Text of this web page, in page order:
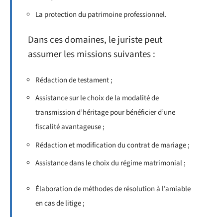
La protection du patrimoine professionnel.
Dans ces domaines, le juriste peut
assumer les missions suivantes :
Rédaction de testament ;
Assistance sur le choix de la modalité de
transmission d’héritage pour bénéficier d’une
fiscalité avantageuse ;
Rédaction et modification du contrat de mariage ;
Assistance dans le choix du régime matrimonial ;
Élaboration de méthodes de résolution à l’amiable
en cas de litige ;